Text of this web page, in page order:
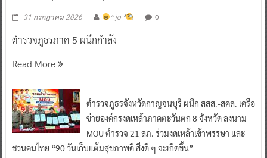
31 กรกฎาคม 2026 ^ jo ^ 0
ตำรวจภูธรภาค 5 ผนึกกำลัง
Read More
ตำรวจภูธรจังหวัดกาญจนบุรี ผนึก สสส.-สคล. เครือ
ข่ายองค์กรงดเหล้าภาคตะวันตก 8 จังหวัด ลงนาม
MOU ตำรวจ 21 สภ. ร่วมงดเหล้าเข้าพรรษา และ
ชวนคนไทย “90 วันเก็บแต้มสุขภาพดี สิ่งดี ๆ จะเกิดขึ้น”